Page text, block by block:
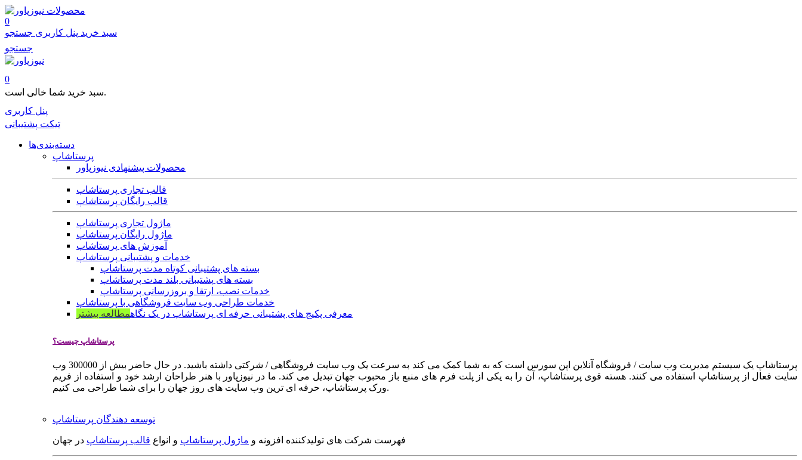
محصولات
0
سبد خرید پنل کاربری جستجو
جستجو
0
سبد خرید شما خالی است.
پنل کاربری
تیکت پشتیبانی
دسته‌بندی‌ها
پرستاشاپ
محصولات پیشنهادی نیوزپاور
قالب تجاری پرستاشاپ
قالب رایگان پرستاشاپ
ماژول تجاری پرستاشاپ
ماژول رایگان پرستاشاپ
آموزش های پرستاشاپ
خدمات و پشتیبانی پرستاشاپ
بسته های پشتیبانی کوتاه مدت پرستاشاپ
بسته های پشتیبانی بلند مدت پرستاشاپ
خدمات نصب، ارتقا و بروزرسانی پرستاشاپ
خدمات طراحی وب سایت فروشگاهی با پرستاشاپ
معرفی پکیج های پشتیبانی حرفه ای پرستاشاپ در یک نگاهمطالعه بیشتر
پرستاشاپ چیست؟
پرستاشاپ یک سیستم مدیریت وب سایت / فروشگاه آنلاین اپن سورس است که به شما کمک می کند به سرعت یک وب سایت فروشگاهی / شرکتی داشته باشید. در حال حاضر بیش از 300000 وب
سایت فعال از پرستاشاپ استفاده می کنند. هسته قوی پرستاشاپ، آن را به یکی از پلت فرم های منبع باز محبوب جهان تبدیل می کند. ما در نیوزپاور با هنر طراحان ارشد خود و استفاده از فریم
ورک پرستاشاپ، حرفه ای ترین وب سایت های روز جهان را برای شما طراحی می کنیم.
توسعه دهندگان پرستاشاپ
فهرست شرکت های تولیدکننده افزونه و ماژول پرستاشاپ و انواع قالب پرستاشاپ در جهان